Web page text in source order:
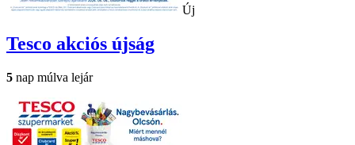
Új
Tesco akciós újság
5 nap múlva lejár